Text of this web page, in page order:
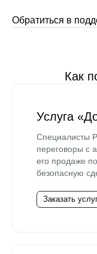
Обратиться в
Как
Услуга
Специалисты
переговоры с
его продаже
безопасную
Заказать